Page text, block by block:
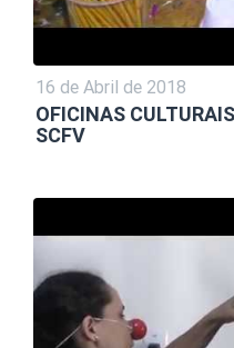
16 de Abril de 2018
OFICINAS
SCFV